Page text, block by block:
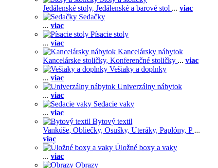
Jedálenské stoly, Jedálenské a barové stol ... viac
Sedačky
... viac
Písacie stoly
... viac
Kancelársky nábytok
Kancelárske stoličky, Konferenčné stoličky ... viac
Vešiaky a doplnky
... viac
Univerzálny nábytok
... viac
Sedacie vaky
... viac
Bytový textil
Vankúše, Obliečky, Osušky, Uteráky, Paplóny, P ...
viac
Úložné boxy a vaky
... viac
Obrazy